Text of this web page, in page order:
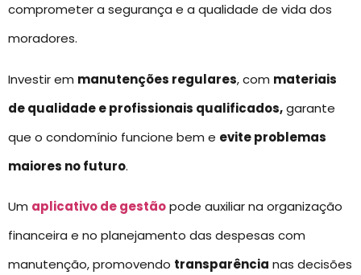
comprometer a segurança e a qualidade de vida dos
moradores.
Investir em manutenções regulares, com materiais
de qualidade e profissionais qualificados,garante
que o condomínio funcione bem e evite problemas
maiores no futuro.
Um aplicativo de gestãopode auxiliar na organização
financeira e no planejamento das despesas com
manutenção, promovendo transparência nas decisões